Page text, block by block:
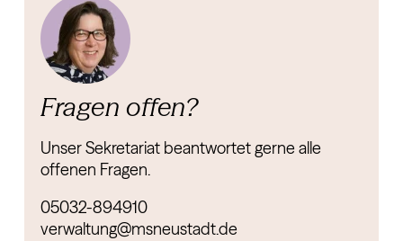
Fragen offen?
Unser Sekretariat beantwortet gerne alle
offenen Fragen.
05032-894910
verwaltung@msneustadt.de